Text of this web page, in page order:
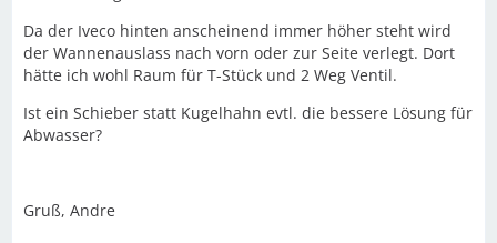
Da der Iveco hinten anscheinend immer höher steht wird
der Wannenauslass nach vorn oder zur Seite verlegt. Dort
hätte ich wohl Raum für T-Stück und 2 Weg Ventil.
Ist ein Schieber statt Kugelhahn evtl. die bessere Lösung für
Abwasser?
Gruß, Andre